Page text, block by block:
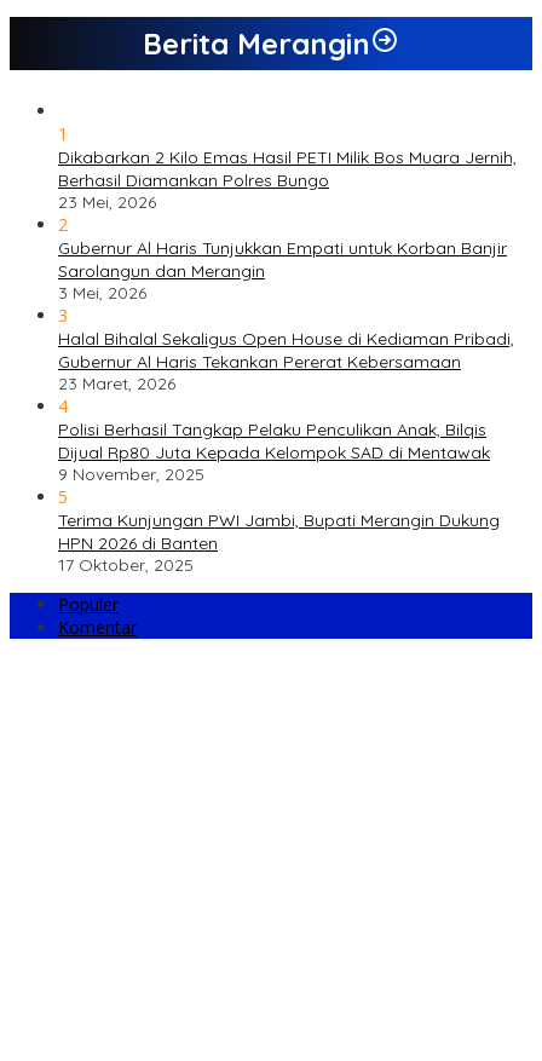
Berita Merangin
1
Dikabarkan 2 Kilo Emas Hasil PETI Milik Bos Muara Jernih,
Berhasil Diamankan Polres Bungo
23 Mei, 2026
2
Gubernur Al Haris Tunjukkan Empati untuk Korban Banjir
Sarolangun dan Merangin
3 Mei, 2026
3
Halal Bihalal Sekaligus Open House di Kediaman Pribadi,
Gubernur Al Haris Tekankan Pererat Kebersamaan
23 Maret, 2026
4
Polisi Berhasil Tangkap Pelaku Penculikan Anak, Bilqis
Dijual Rp80 Juta Kepada Kelompok SAD di Mentawak
9 November, 2025
5
Terima Kunjungan PWI Jambi, Bupati Merangin Dukung
HPN 2026 di Banten
17 Oktober, 2025
Populer
Komentar